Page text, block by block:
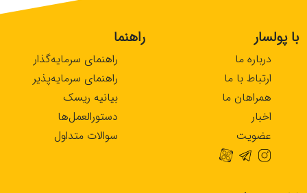
با پولسار
درباره ما
ارتباط با ما
همراهان ما
اخبار
عضویت
راهنما
راهنمای سرمایه‌گذار
راهنمای سرمایه‌پذیر
بیانیه ریسک
دستورالعمل‌ها
سوالات متداول